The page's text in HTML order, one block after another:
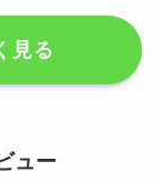
見る
ュー